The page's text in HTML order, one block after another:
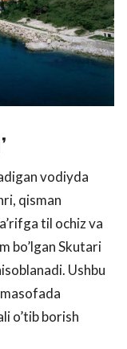
vodiyda
qisman
til ochiz va
bo’lgan Skutari
Ushbu
o’tib borish